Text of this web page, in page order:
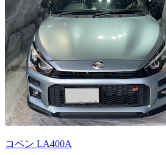
コペン LA400A